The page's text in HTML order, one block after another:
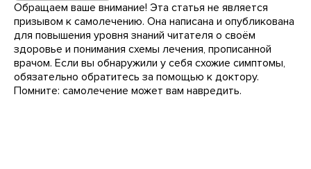
Обращаем ваше внимание! Эта статья не является
призывом к самолечению. Она написана и опубликована
для повышения уровня знаний читателя о своём
здоровье и понимания схемы лечения, прописанной
врачом. Если вы обнаружили у себя схожие симптомы,
обязательно обратитесь за помощью к доктору.
Помните: самолечение может вам навредить.